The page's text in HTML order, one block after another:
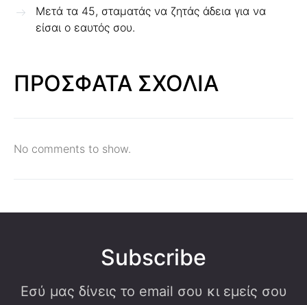
Μετά τα 45, σταματάς να ζητάς άδεια για να
είσαι ο εαυτός σου.
ΠΡΟΣΦΑΤΑ ΣΧΟΛΙΑ
No comments to show.
Subscribe
Εσύ μας δίνεις το email σου κι εμείς σου